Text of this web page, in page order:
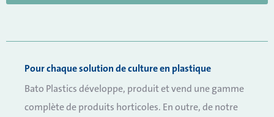
Pour chaque solution de culture en plastique
Bato Plastics développe, produit et vend une gamme
complète de produits horticoles. En outre, de notre